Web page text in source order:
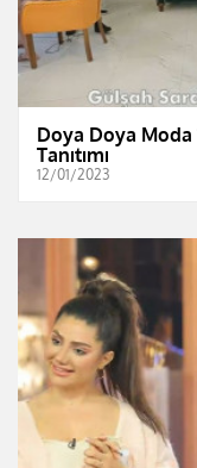
Doya Doya Moda
Tanıtımı
12/01/2023